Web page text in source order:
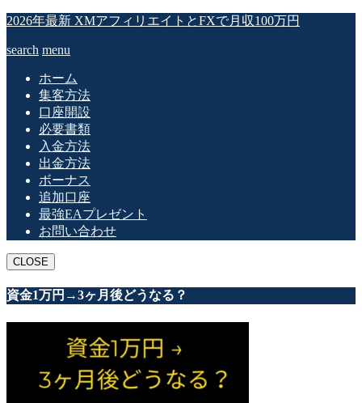
2026年最新 XMアフィリエイトとFXで月収100万円
search menu
ホーム
集客方法
口座開設
必要書類
入金方法
出金方法
ボーナス
追加口座
最強EAプレゼント
お問い合わせ
CLOSE
資金1万円→3ヶ月後どうなる？